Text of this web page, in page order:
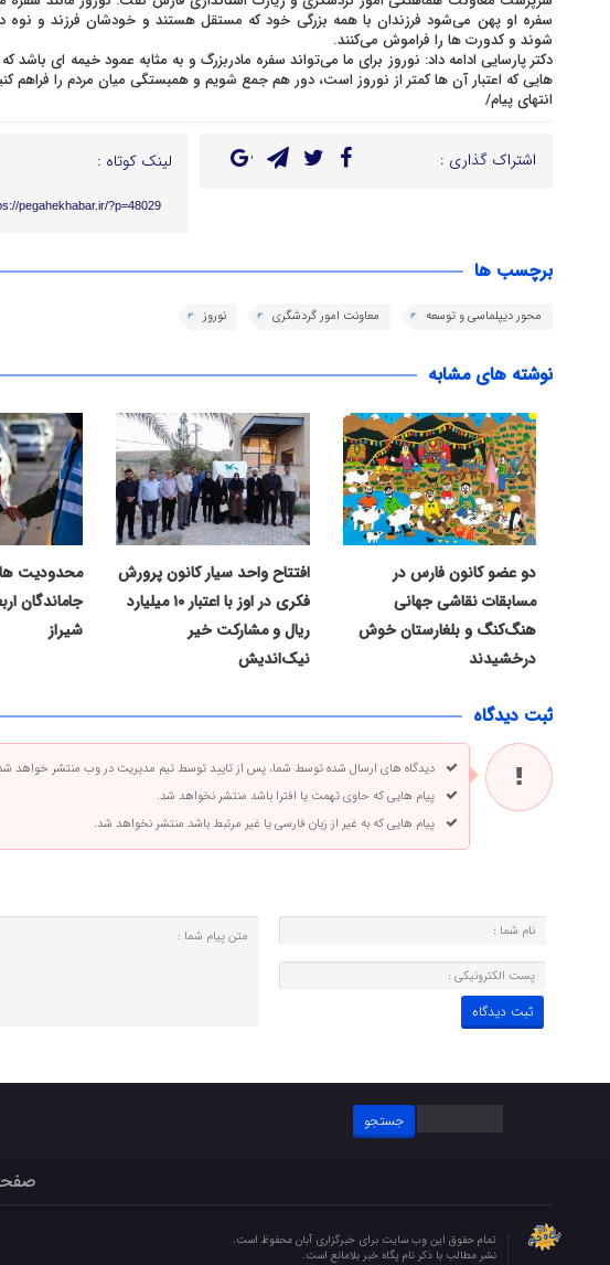
سفره او پهن می‌شود فرزندان با همه بزرگی خود که مستقل هستند و خودشان فرزند و نوه
شوند و کدورت ها را فراموش می‌کنند.
دکتر پارسایی ادامه داد: نوروز برای ما می‌تواند سفره مادربزرگ و به مثابه عمود خیمه ای باشد
هایی که اعتبار آن ها کمتر از نوروز است، دور هم جمع شویم و همبستگی میان مردم را فراهم
انتهای پیام/
اشتراک گذاری : لینک کوتاه :
pegahekhabar.ir/?p=48029
برچسب ها
محور دیپلماسی و توسعه معاونت امور گردشگری نوروز
نوشته های مشابه
دو عضو کانون فارس در
مسابقات نقاشی جهانی
هنگ‌کنگ و بلغارستان خوش
درخشیدند
افتتاح واحد سیار کانون پرورش
فکری در اوز با اعتبار ۱۰ میلیارد
ریال و مشارکت خیر
نیک‌اندیش
محدودیت
جاماندگان
شیراز
ثبت دیدگاه
دیدگاه های ارسال شده توسط شما، پس از تایید توسط تیم مدیریت در وب منتشر خواهد
پیام هایی که حاوی تهمت یا افترا باشد منتشر نخواهد شد.
پیام هایی که به غیر از زبان فارسی یا غیر مرتبط باشد منتشر نخواهد شد.
جستجو
برای:
تمام حقوق این وب سایت برای خبرگزاری آبان محفوظ است.
نشر مطالب با ذکر نام پگاه خبر بلامانع است.